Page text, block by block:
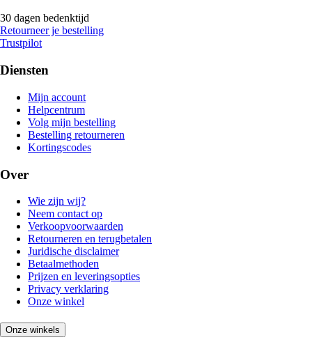
30 dagen bedenktijd
Retourneer je bestelling
Trustpilot
Diensten
Mijn account
Helpcentrum
Volg mijn bestelling
Bestelling retourneren
Kortingscodes
Over
Wie zijn wij?
Neem contact op
Verkoopvoorwaarden
Retourneren en terugbetalen
Juridische disclaimer
Betaalmethoden
Prijzen en leveringsopties
Privacy verklaring
Onze winkel
Onze winkels